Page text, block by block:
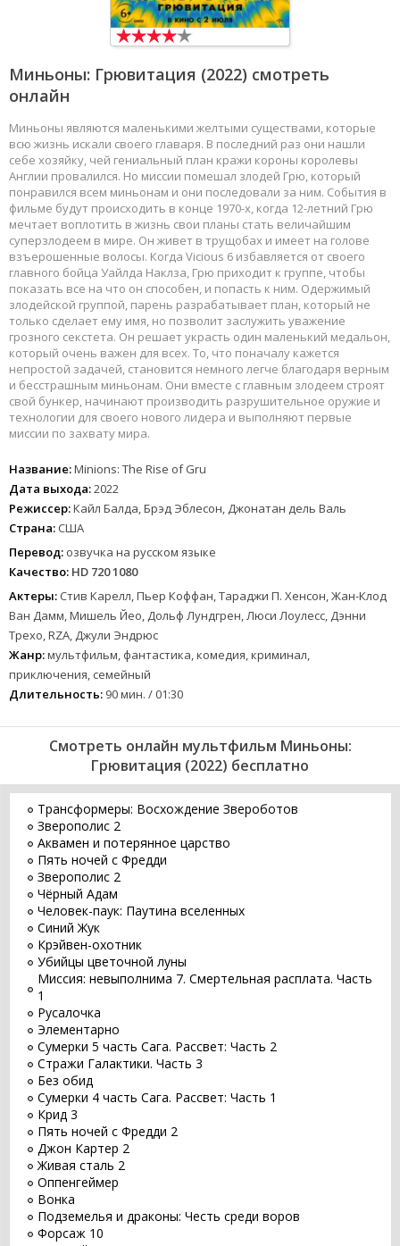
Миньоны: Грювитация (2022) смотреть
онлайн
Миньоны являются маленькими желтыми существами, которые
всю жизнь искали своего главаря. В последний раз они нашли
себе хозяйку, чей гениальный план кражи короны королевы
Англии провалился. Но миссии помешал злодей Грю, который
понравился всем миньонам и они последовали за ним. События в
фильме будут происходить в конце 1970-х, когда 12-летний Грю
мечтает воплотить в жизнь свои планы стать величайшим
суперзлодеем в мире. Он живет в трущобах и имеет на голове
взъерошенные волосы. Когда Vicious 6 избавляется от своего
главного бойца Уайлда Наклза, Грю приходит к группе, чтобы
показать все на что он способен, и попасть к ним. Одержимый
злодейской группой, парень разрабатывает план, который не
только сделает ему имя, но позволит заслужить уважение
грозного секстета. Он решает украсть один маленький медальон,
который очень важен для всех. То, что поначалу кажется
непростой задачей, становится немного легче благодаря верным
и бесстрашным миньонам. Они вместе с главным злодеем строят
свой бункер, начинают производить разрушительное оружие и
технологии для своего нового лидера и выполняют первые
миссии по захвату мира.
Название:Minions: The Rise of Gru
Дата выхода:2022
Режиссер:Кайл Балда, Брэд Эблесон, Джонатан дель Валь
Страна: США
Перевод: озвучка на русском языке
Качество: HD 720 1080
Актеры: Стив Карелл, Пьер Коффан, Тараджи П. Хенсон, Жан-Клод
Ван Дамм, Мишель Йео, Дольф Лундгрен, Люси Лоулесс, Дэнни
Трехо, RZA, Джули Эндрюс
Жанр:мультфильм, фантастика, комедия, криминал,
приключения, семейный
Длительность: 90 мин. / 01:30
Смотреть онлайн мультфильм Миньоны:
Грювитация (2022) бесплатно
Трансформеры: Восхождение Звероботов
Зверополис 2
Аквамен и потерянное царство
Пять ночей с Фредди
Зверополис 2
Чёрный Адам
Человек-паук: Паутина вселенных
Синий Жук
Крэйвен-охотник
Убийцы цветочной луны
Миссия: невыполнима 7. Смертельная расплата. Часть
1
Русалочка
Элементарно
Сумерки 5 часть Сага. Рассвет: Часть 2
Стражи Галактики. Часть 3
Без обид
Сумерки 4 часть Сага. Рассвет: Часть 1
Крид 3
Пять ночей с Фредди 2
Джон Картер 2
Живая сталь 2
Оппенгеймер
Вонка
Подземелья и драконы: Честь среди воров
Форсаж 10